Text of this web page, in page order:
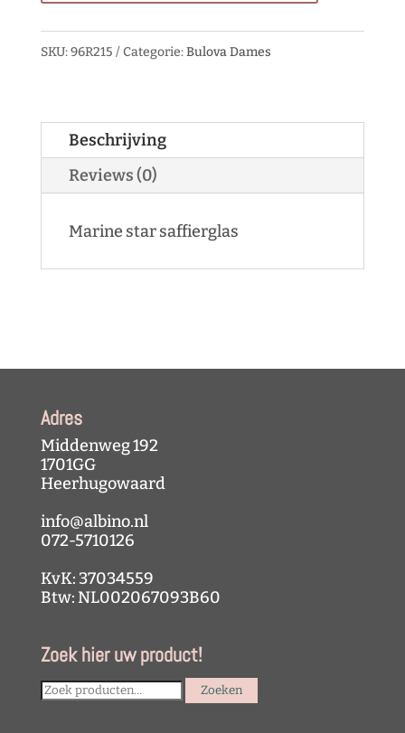
SKU:96R215 Categorie:Bulova Dames
Beschrijving
Reviews (0)
Marine star saffierglas
Adres
Middenweg 192
1701GG
Heerhugowaard
info@albino.nl
072-5710126
KvK: 37034559
Btw: NL002067093B60
Zoek hier uw product!
Search
for:
Zoeken